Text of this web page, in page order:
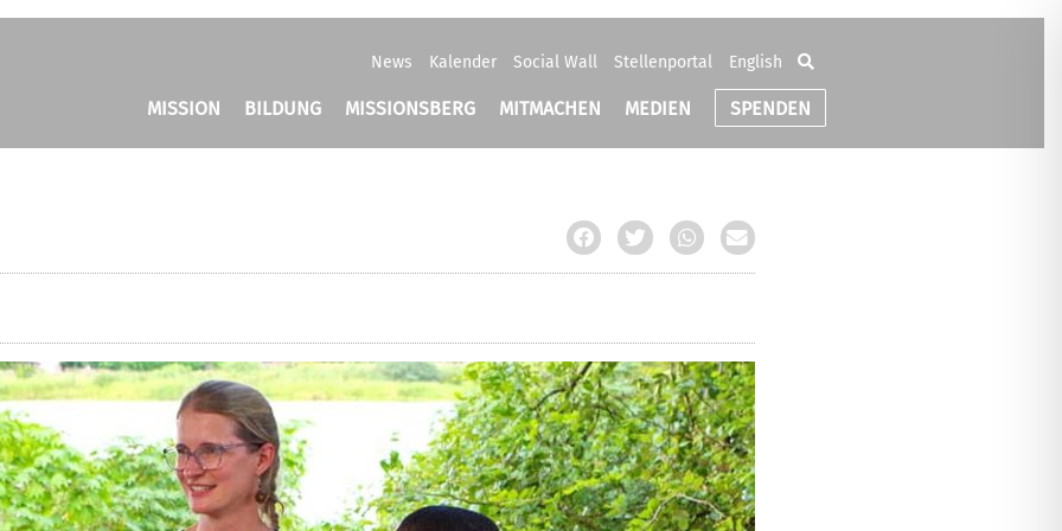
News Kalender Social Wall Stellenportal English
MISSION BILDUNG MISSIONSBERG MITMACHEN MEDIEN SPENDEN